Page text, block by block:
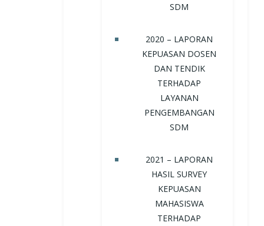
SDM
2020 – LAPORAN
KEPUASAN DOSEN
DAN TENDIK
TERHADAP
LAYANAN
PENGEMBANGAN
SDM
2021 – LAPORAN
HASIL SURVEY
KEPUASAN
MAHASISWA
TERHADAP